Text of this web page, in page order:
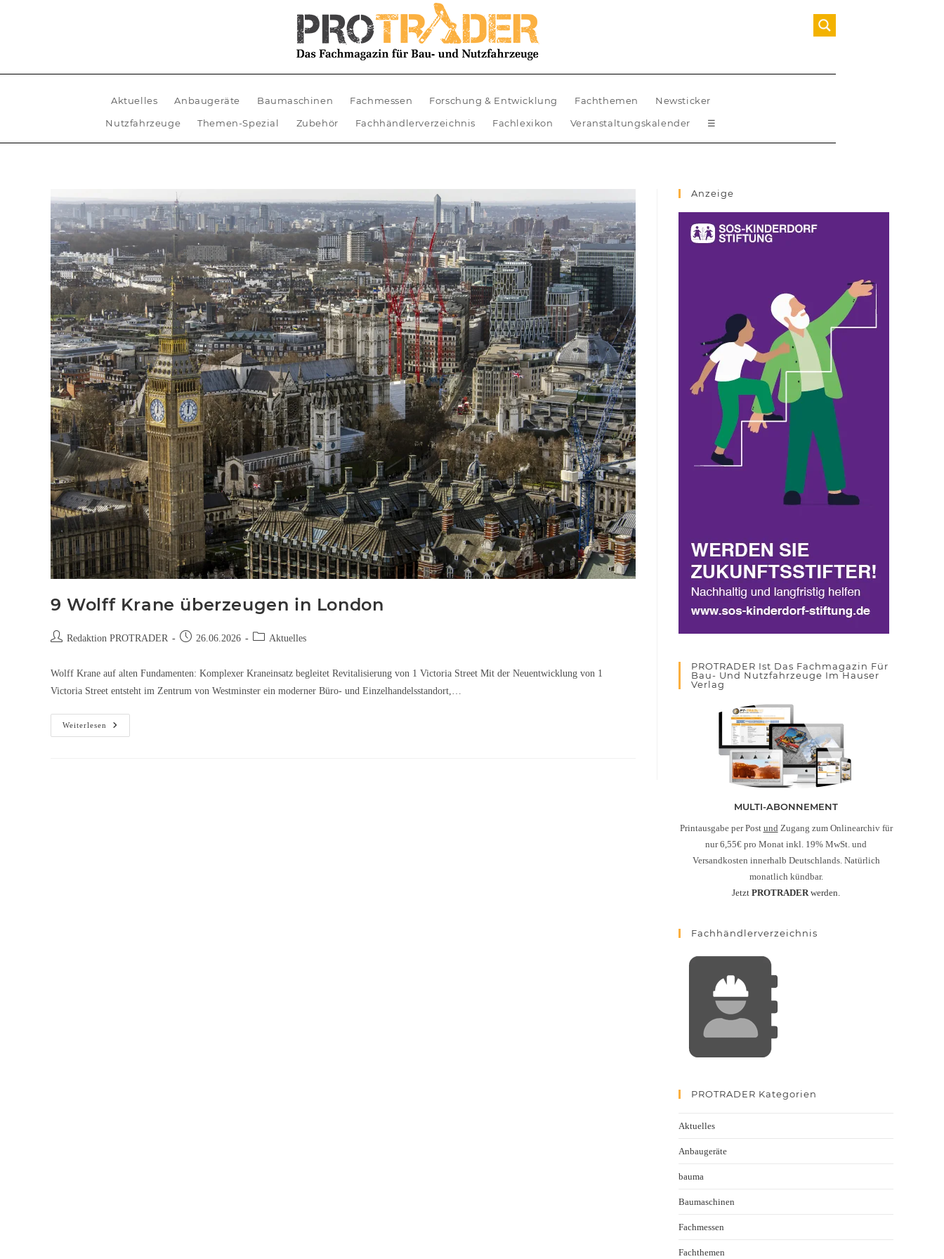
Aktuelles Anbaugeräte Baumaschinen Fachmessen Forschung & Entwicklung Fachthemen
Newsticker
Nutzfahrzeuge
Themen-Spezial Zubehör Fachhändlerverzeichnis Fachlexikon Veranstaltungskalender ☰
9 Wolff Krane überzeugen in London
Redaktion PROTRADER 26.06.2026 Aktuelles
Wolff Krane auf alten Fundamenten: Komplexer Kraneinsatz begleitet Revitalisierung von 1 Victoria Street Mit der Neuentwicklung von 1
Victoria Street entsteht im Zentrum von Westminster ein moderner Büro- und Einzelhandelsstandort,…
Weiterlesen
Anzeige
PROTRADER Ist Das Fachmagazin Für
Bau- Und Nutzfahrzeuge Im Hauser
Verlag
MULTI-ABONNEMENT
Printausgabe per Post und Zugang zum Onlinearchiv für
nur 6,55€ pro Monat inkl. 19% MwSt. und
Versandkosten innerhalb Deutschlands. Natürlich
monatlich kündbar.
Jetzt PROTRADERwerden.
Fachhändlerverzeichnis
PROTRADER Kategorien
Aktuelles
Anbaugeräte
bauma
Baumaschinen
Fachmessen
Fachthemen